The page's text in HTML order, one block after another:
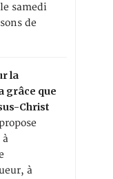
samedi
de
la
grâce que
Christ
à
à